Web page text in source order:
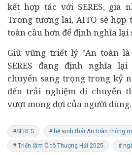
kết hợp tác với SERES, gia
Trong tương lai, AITO sẽ hợp
toàn cầu hơn để định nghĩa lại
Giữ vững triết lý "An toàn
SERES đang định nghĩa
chuyển sang trọng trong kỷ
đến trải nghiệm di chuyển
vượt mong đợi của người dùng.
#SERES # hệ sinh thái An toàn thông
# Triển lãm Ô tô Thượng Hải 2025 #